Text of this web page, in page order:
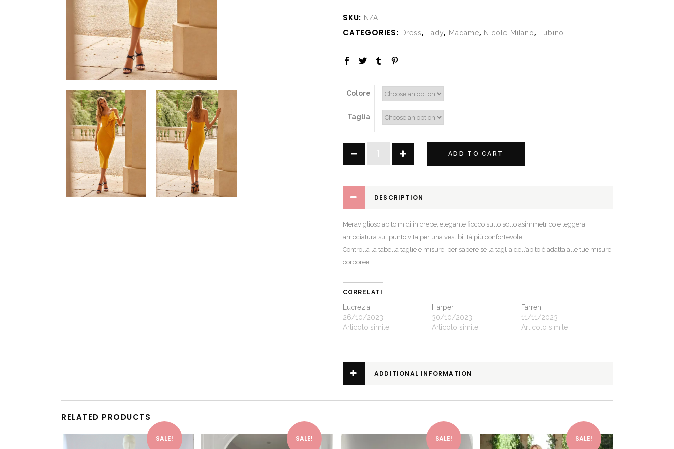
SKU: N/A
CATEGORIES: Dress, Lady, Madame, Nicole Milano,Tubino
Colore
Taglia
ADD TO CART
DESCRIPTION
Meraviglioso abito midi in crepe, elegante fiocco sullo sollo asimmetrico e leggera
arricciatura sul punto vita per una vestibilità più confortevole.
Controlla la tabella taglie e misure, per sapere se la taglia dell’abito è adatta alle tue misure
corporee.
CORRELATI
Lucrezia
26/10/2023
Articolo simile
Harper
30/10/2023
Articolo simile
Farren
11/11/2023
Articolo simile
ADDITIONAL INFORMATION
RELATED PRODUCTS
SALE!
This product has multiple variants. The options may be chosen on the product page
SALE!
This product has multiple variants. The options may be chosen on the product page
SALE!
This product has multiple variants. The options may be chosen on the product page
SALE!
This product has multiple variants. The options may be chosen on the product page